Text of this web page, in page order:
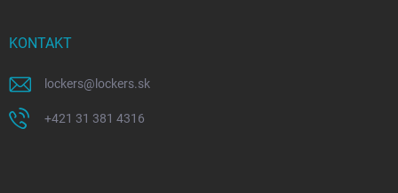
KONTAKT
lockers@ lockers.sk
+421 31 381 4316